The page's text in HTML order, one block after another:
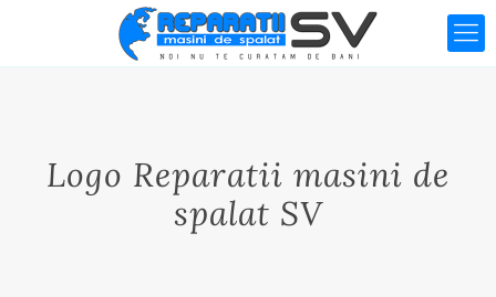
Logo Reparatii masini de
spalat SV